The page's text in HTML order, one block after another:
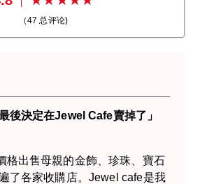
（47 总评论)
後決定在Jewel Cafe賣掉了」
格出售母親的金飾、珍珠、寶石
了各家收購店。Jewel cafe是我